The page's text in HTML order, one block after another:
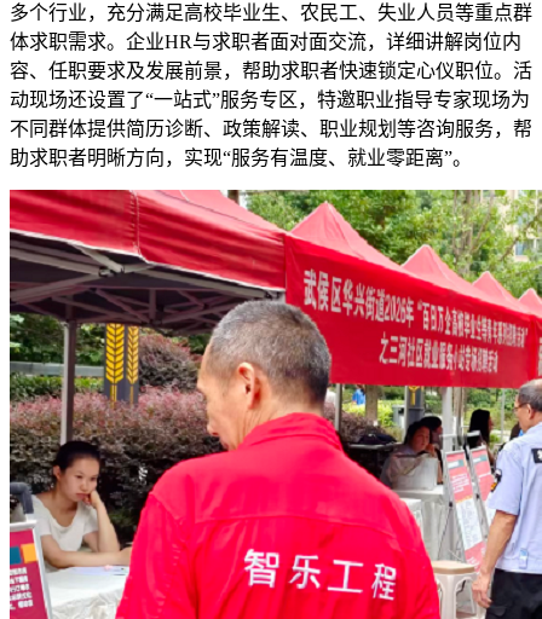
多个行业，充分满足高校毕业生、农民工、失业人员等重点群
体求职需求。企业HR与求职者面对面交流，详细讲解岗位内
容、任职要求及发展前景，帮助求职者快速锁定心仪职位。活
动现场还设置了“一站式”服务专区，特邀职业指导专家现场为
不同群体提供简历诊断、政策解读、职业规划等咨询服务，帮
助求职者明晰方向，实现“服务有温度、就业零距离”。